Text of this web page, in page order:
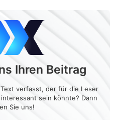
Ihren Beitrag
verfasst, der für die Leser
sein könnte? Dann
Sie uns!